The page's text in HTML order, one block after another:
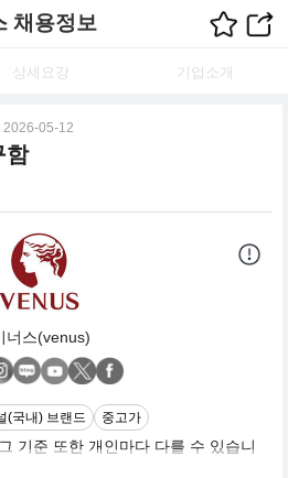
채용정보
상세요강 기업소개
2026-05-12
함
너스(venus)
(국내) 브랜드 중고가
기준 또한 개인마다 다를 수 있습니